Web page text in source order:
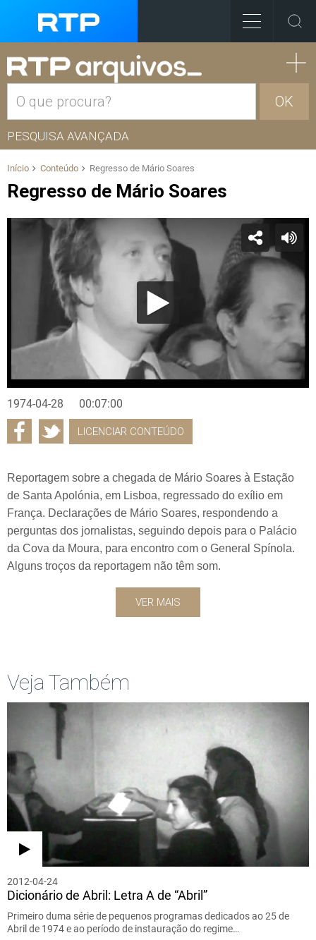
OK
PESQUISA AVANÇADA
Início Conteúdo Regresso de Mário Soares
Regresso de Mário Soares
1974-04-28 00:07:00
LICENCIAR CONTEÚDO
Reportagem sobre a chegada de Mário Soares à Estação
de Santa Apolónia, em Lisboa, regressado do exílio em
França. Declarações de Mário Soares, respondendo a
perguntas dos jornalistas, seguindo depois para o Palácio
da Cova da Moura, para encontro com o General Spínola.
Alguns troços da reportagem não têm som.
VER MAIS
Veja Também
2012-04-24
Dicionário de Abril: Letra A de “Abril”
Primeiro duma série de pequenos programas dedicados ao 25 de
Abril de 1974 e ao período de instauração do regime…